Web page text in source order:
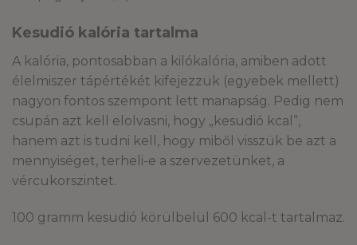
Kesudió kalória tartalma
A kalória, pontosabban a kilókalória, amiben adott
élelmiszer tápértékét kifejezzük (egyebek mellett)
nagyon fontos szempont lett manapság. Pedig nem
csupán azt kell elolvasni, hogy „kesudió kcal”,
hanem azt is tudni kell, hogy miből visszük be azt a
mennyiséget, terheli-e a szervezetünket, a
vércukorszintet.
100 gramm kesudió körülbelül 600 kcal-t tartalmaz.